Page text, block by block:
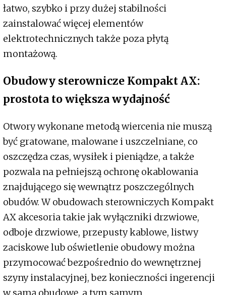
łatwo, szybko i przy dużej stabilności
zainstalować więcej elementów
elektrotechnicznych także poza płytą
montażową.
Obudowy sterownicze Kompakt AX:
prostota to większa wydajność
Otwory wykonane metodą wiercenia nie muszą
być gratowane, malowane i uszczelniane, co
oszczędza czas, wysiłek i pieniądze, a także
pozwala na pełniejszą ochronę okablowania
znajdującego się wewnątrz poszczególnych
obudów. W obudowach sterowniczych Kompakt
AX akcesoria takie jak wyłączniki drzwiowe,
odboje drzwiowe, przepusty kablowe, listwy
zaciskowe lub oświetlenie obudowy można
przymocować bezpośrednio do wewnętrznej
szyny instalacyjnej, bez konieczności ingerencji